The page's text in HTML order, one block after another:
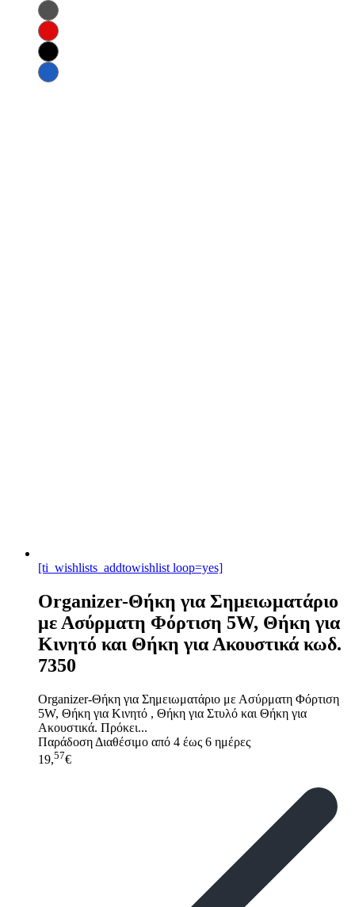
[ti_wishlists_addtowishlist loop=yes]
Organizer-Θήκη για Σημειωματάριο
με Ασύρματη Φόρτιση 5W, Θήκη για
Κινητό και Θήκη για Ακουστικά κωδ.
7350
Organizer-Θήκη για Σημειωματάριο με Ασύρματη Φόρτιση
5W, Θήκη για Κινητό , Θήκη για Στυλό και Θήκη για
Ακουστικά. Πρόκει...
Παράδοση Διαθέσιμο από 4 έως 6 ημέρες
19,57€